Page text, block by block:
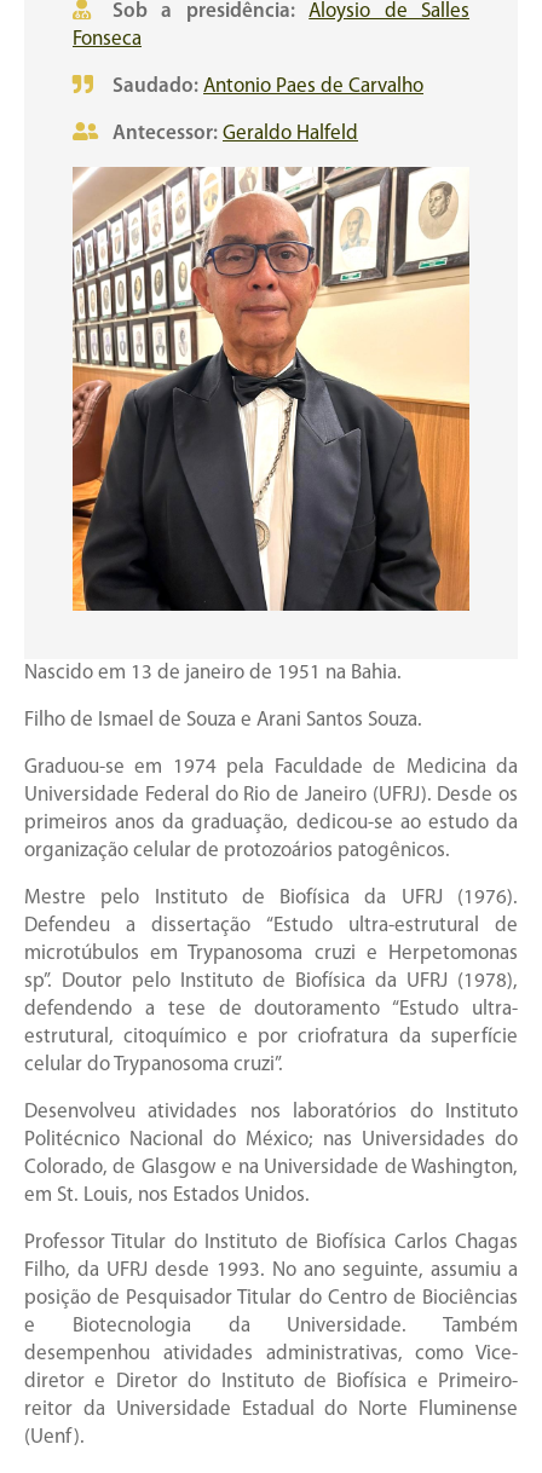
Sob a presidência:
Aloysio de Salles
Fonseca
Saudado: Antonio Paes de Carvalho
Antecessor: Geraldo Halfeld
Nascido em 13 de janeiro de 1951 na Bahia.
Filho de Ismael de Souza e Arani Santos Souza.
Graduou-se em 1974 pela Faculdade de Medicina da
Universidade Federal do Rio de Janeiro (UFRJ). Desde os
primeiros anos da graduação, dedicou-se ao estudo da
organização celular de protozoários patogênicos.
Mestre pelo Instituto de Biofísica da UFRJ (1976).
Defendeu a dissertação “Estudo ultra-estrutural de
microtúbulos em Trypanosoma cruzi e Herpetomonas
sp”. Doutor pelo Instituto de Biofísica da UFRJ (1978),
defendendo a tese de doutoramento “Estudo ultra-
estrutural, citoquímico e por criofratura da superfície
celular do Trypanosoma cruzi”.
Desenvolveu atividades nos laboratórios do Instituto
Politécnico Nacional do México; nas Universidades do
Colorado, de Glasgow e na Universidade de Washington,
em St. Louis, nos Estados Unidos.
Professor Titular do Instituto de Biofísica Carlos Chagas
Filho, da UFRJ desde 1993. No ano seguinte, assumiu a
posição de Pesquisador Titular do Centro de Biociências
e Biotecnologia da Universidade. Também
desempenhou atividades administrativas, como Vice-
diretor e Diretor do Instituto de Biofísica e Primeiro-
reitor da Universidade Estadual do Norte Fluminense
(Uenf).